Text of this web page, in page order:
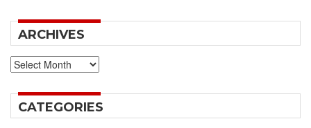
ARCHIVES
Archives
CATEGORIES